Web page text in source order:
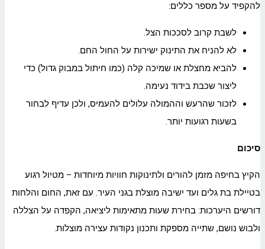
להקפיד על מספר כללים:
לשבת קרוב לסככות הצל.
לא להניח את התינוק ישירות על החול החם.
להביא מחצלת או שמיכה קלה (כמו חיתול במבוק גדול) כדי
ליצור שכבת בידוד נעימה.
לזכור שהרעש וההמולה עלולים להעמיס, ולכן עדיף לבחור
בשעות רגועות יותר.
סיכום
הקיץ בחיפה מזמן להורים ולתינוקות חוויות מיוחדות – מטיול רגוע
בטיילת בת גלים ועד ישיבה מוצלת בגני העיר. עם זאת, החום והלחות
דורשים היערכות: בחירת שעות מתאימות ליציאה, הקפדה על הצללה
ולבוש נושם, שתייה מספקת ותכנון נקודות עצירה מוצלות.